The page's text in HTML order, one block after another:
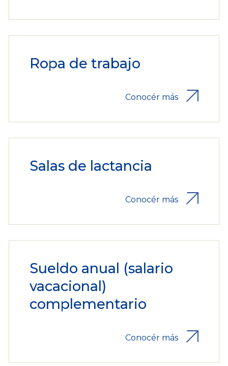
Ropa de trabajo
Conocér más
Salas de lactancia
Conocér más
Sueldo anual (salario
vacacional)
complementario
Conocér más